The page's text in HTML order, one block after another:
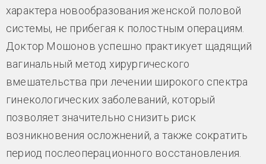
характера новообразования женской половой
системы, не прибегая к полостным операциям.
Доктор Мошонов успешно практикует щадящий
вагинальный метод хирургического
вмешательства при лечении широкого спектра
гинекологических заболеваний, который
позволяет значительно снизить риск
возникновения осложнений, а также сократить
период послеоперационного восстановления.